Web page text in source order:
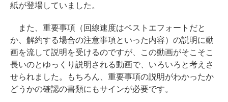
紙が登場していました。
また、重要事項（回線速度はベストエフォートだと
か、解約する場合の注意事項といった内容）の説明に動
画を流して説明を受けるのですが、この動画がそこそこ
長いのとゆっくり説明される動画で、いろいろと考えさ
せられました。もちろん、重要事項の説明がわかったか
どうかの確認の書類にもサインが必要です。